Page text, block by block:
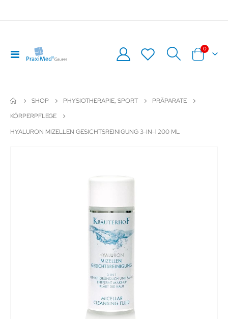
Navigation
umschalten
Warenkorb
0Artikel
SHOP PHYSIOTHERAPIE, SPORT
PRÄPARATE
KÖRPERPFLEGE
HYALURON MIZELLEN GESICHTSREINIGUNG 3-IN-1 200 ML